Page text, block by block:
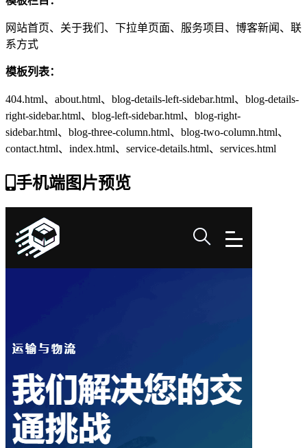
网站首页、关于我们、下拉单页面、服务项目、博客新闻、联
系方式
模板列表：
404.html、about.html、blog-details-left-sidebar.html、blog-details-
right-sidebar.html、blog-left-sidebar.html、blog-right-
sidebar.html、blog-three-column.html、blog-two-column.html、
contact.html、index.html、service-details.html、services.html
手机端图片预览